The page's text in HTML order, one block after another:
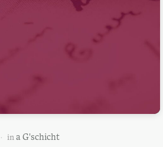
in a G'schicht